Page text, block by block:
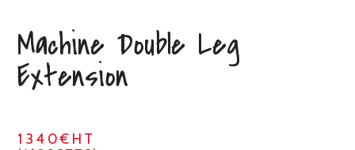
Machine Double Leg
Extension
1340€HT